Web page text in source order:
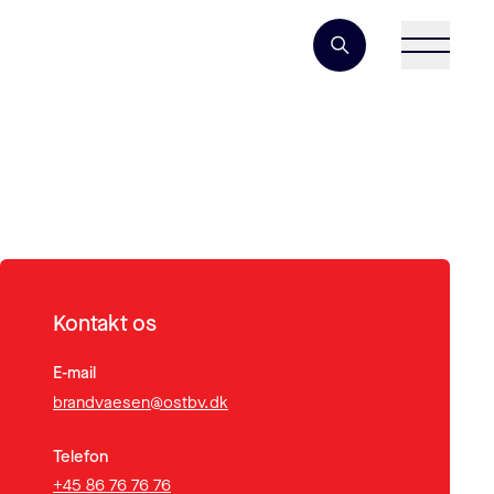
Søgeord
Kontakt os
E-mail
brandvaesen@ostbv.dk
Telefon
+45 86 76 76 76